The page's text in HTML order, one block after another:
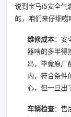
说到宝马i5安全气
的，咱们来仔细唠
维修成本：安
器啥的多半得
昂，毕竟原厂
内，符合条件
心，但一旦出
车辆检查：售